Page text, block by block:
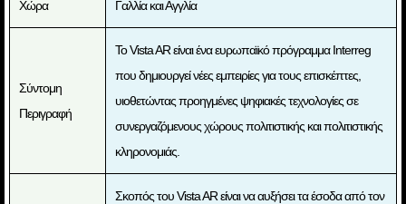
Χώρα Γαλλία και Αγγλία
Σύντομη
Περιγραφή
Το Vista AR είναι ένα ευρωπαϊκό πρόγραμμα Interreg
που δημιουργεί νέες εμπειρίες για τους επισκέπτες,
υιοθετώντας προηγμένες ψηφιακές τεχνολογίες σε
συνεργαζόμενους χώρους πολιτιστικής και πολιτιστικής
κληρονομιάς.
Σκοπός του Vista AR είναι να αυξήσει τα έσοδα από τον